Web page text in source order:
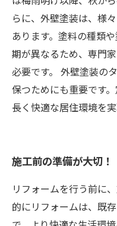
らに、外壁塗装は、様
あります。塗料の種類
期が異なるため、専門
必要です。 外壁塗装の
保つためにも重要です
長く快適な居住環境を実
施工前の準備が大切！
リフォームを行う前に
的にリフォームは、既